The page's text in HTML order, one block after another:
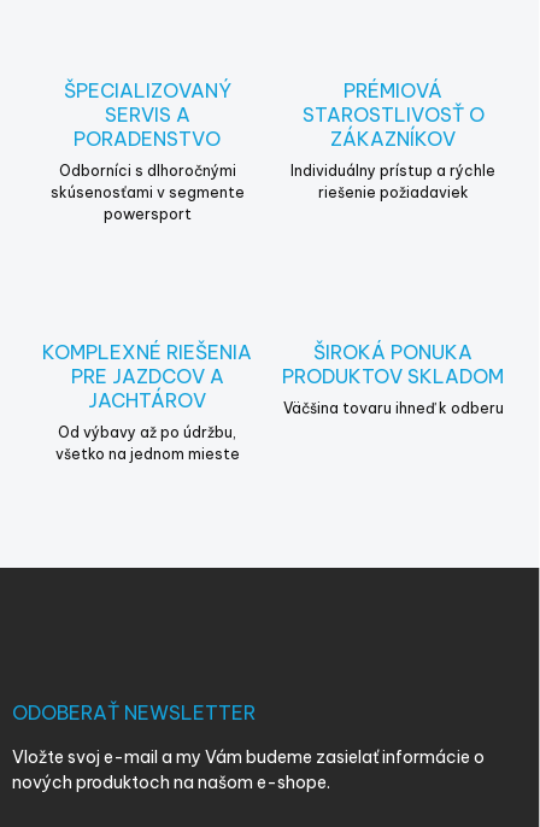
ŠPECIALIZOVANÝ
SERVIS A
PORADENSTVO
Odborníci s dlhoročnými
skúsenosťami v segmente
powersport
PRÉMIOVÁ
STAROSTLIVOSŤ O
ZÁKAZNÍKOV
Individuálny prístup a rýchle
riešenie požiadaviek
KOMPLEXNÉ RIEŠENIA
PRE JAZDCOV A
JACHTÁROV
Od výbavy až po údržbu,
všetko na jednom mieste
ŠIROKÁ PONUKA
PRODUKTOV SKLADOM
Väčšina tovaru ihneď k odberu
ODOBERAŤ NEWSLETTER
Vložte svoj e-mail a my Vám budeme zasielať informácie o
nových produktoch na našom e-shope.